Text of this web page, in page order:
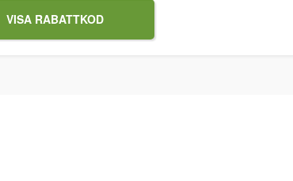
VISA RABATTKOD